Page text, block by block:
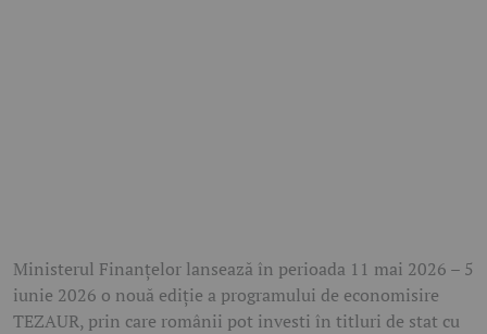
Ministerul Finanțelor lansează în perioada 11 mai 2026 – 5
iunie 2026 o nouă ediție a programului de economisire
TEZAUR, prin care românii pot investi în titluri de stat cu